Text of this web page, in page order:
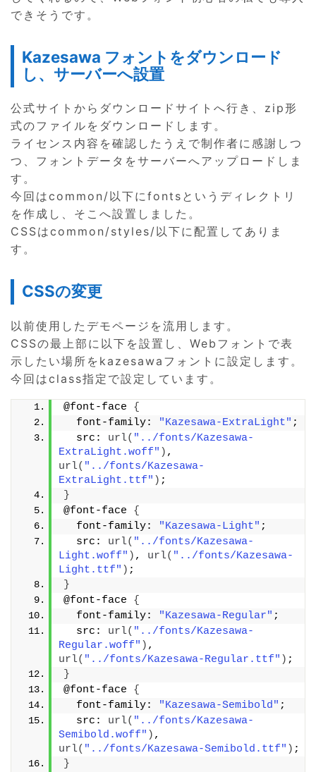
できそうです。
Kazesawa フォントをダウンロード
し、サーバーへ設置
公式サイトからダウンロードサイトへ行き、zip形
式のファイルをダウンロードします。
ライセンス内容を確認したうえで制作者に感謝しつ
つ、フォントデータをサーバーへアップロードしま
す。
今回はcommon/以下にfontsというディレクトリ
を作成し、そこへ設置しました。
CSSはcommon/styles/以下に配置してありま
す。
CSSの変更
以前使用したデモページを流用します。
CSSの最上部に以下を設置し、Webフォントで表
示したい場所をkazesawaフォントに設定します。
今回はclass指定で設定しています。
@font-face {
  font-family:
"Kazesawa-ExtraLight" ;
  src:
url( "../fonts/Kazesawa-
ExtraLight.woff" )
url( "../fonts/Kazesawa-
ExtraLight.ttf" ) ;
}
@font-face {
  font-family:
"Kazesawa-Light" ;
  src:
url( "../fonts/Kazesawa-
Light.woff" ) , url( "../fonts/Kazesawa-
Light.ttf" ) ;
}
@font-face {
  font-family:
"Kazesawa-Regular" ;
  src:
url( "../fonts/Kazesawa-
Regular.woff" )
url( "../fonts/Kazesawa-Regular.ttf" ) ;
}
@font-face {
  font-family:
"Kazesawa-Semibold" ;
  src:
url( "../fonts/Kazesawa-
Semibold.woff" )
url( "../fonts/Kazesawa-Semibold.ttf" ) ;
}